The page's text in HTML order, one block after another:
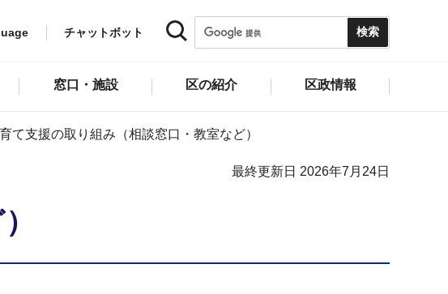
チャットボット
窓口・施設 区の紹介 区政情報
て支援の取り組み（相談窓口・教室など）
最終更新日 2026年7月24日